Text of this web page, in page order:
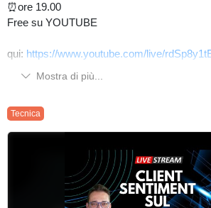
⏰ore 19.00
Free su YOUTUBE
qui: https://www.youtube.com/live/
Mostra di più...
Tecnica